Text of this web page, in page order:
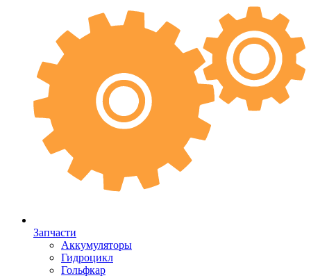
Запчасти
Аккумуляторы
Гидроцикл
Гольфкар